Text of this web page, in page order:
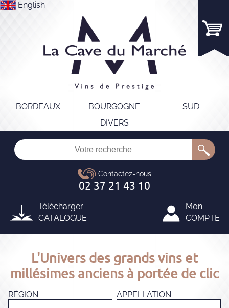
English
BORDEAUX BOURGOGNE
SUD
DIVERS
Télécharger
CATALOGUE
Mon
COMPTE
L'Univers des grands vins et
millésimes anciens à portée de clic
RÉGION APPELLATION